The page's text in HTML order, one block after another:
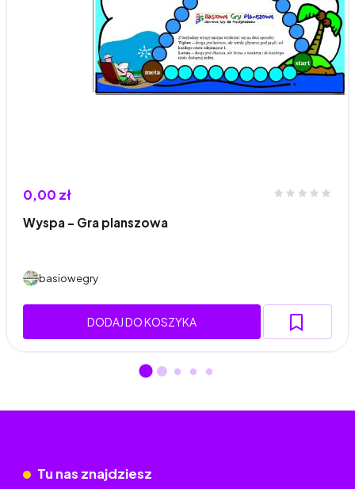
0,00 zł
Wyspa – Gra planszowa
basiowegry
DODAJ DO KOSZYKA
Tu nas znajdziesz